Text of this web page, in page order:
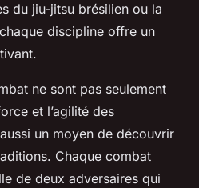
du jiu-jitsu brésilien ou la
discipline offre un
ne sont pas seulement
et l’agilité des
un moyen de découvrir
Chaque combat
de deux adversaires qui